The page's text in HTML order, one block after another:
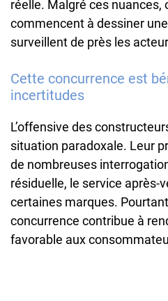
réelle. Malgré ces
commencent à dessiner
surveillent de près les
Cette concurrence est
incertitudes
L’offensive des
situation paradoxale. Leur
de nombreuses
résiduelle, le service après-
certaines marques.
concurrence contribue à
favorable aux